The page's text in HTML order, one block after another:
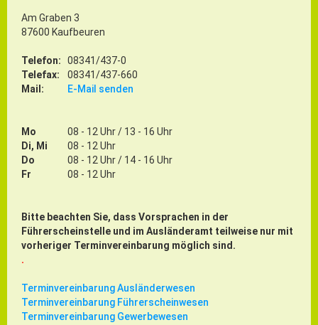
Am Graben 3
87600 Kaufbeuren
Telefon:
08341/437-0
Telefax:
08341/437-660
Mail:
E-Mail senden
Mo
08 - 12 Uhr / 13 - 16 Uhr
Di, Mi
08 - 12 Uhr
Do
08 - 12 Uhr / 14 - 16 Uhr
Fr
08 - 12 Uhr
Bitte beachten Sie, dass Vorsprachen in der
Führerscheinstelle und im Ausländeramt teilweise nur mit
vorheriger Terminvereinbarung möglich sind.
.
Terminvereinbarung Ausländerwesen
Terminvereinbarung Führerscheinwesen
Terminvereinbarung Gewerbewesen